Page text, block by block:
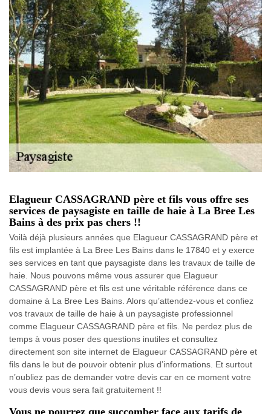
Elagueur CASSAGRAND père et fils vous offre ses
services de paysagiste en taille de haie à La Bree Les
Bains à des prix pas chers !!
Voilà déjà plusieurs années que Elagueur CASSAGRAND père et
fils est implantée à La Bree Les Bains dans le 17840 et y exerce
ses services en tant que paysagiste dans les travaux de taille de
haie. Nous pouvons même vous assurer que Elagueur
CASSAGRAND père et fils est une véritable référence dans ce
domaine à La Bree Les Bains. Alors qu’attendez-vous et confiez
vos travaux de taille de haie à un paysagiste professionnel
comme Elagueur CASSAGRAND père et fils. Ne perdez plus de
temps à vous poser des questions inutiles et consultez
directement son site internet de Elagueur CASSAGRAND père et
fils dans le but de pouvoir obtenir plus d’informations. Et surtout
n’oubliez pas de demander votre devis car en ce moment votre
vous devis vous sera fait gratuitement !!
Vous ne pourrez que succomber face aux tarifs de